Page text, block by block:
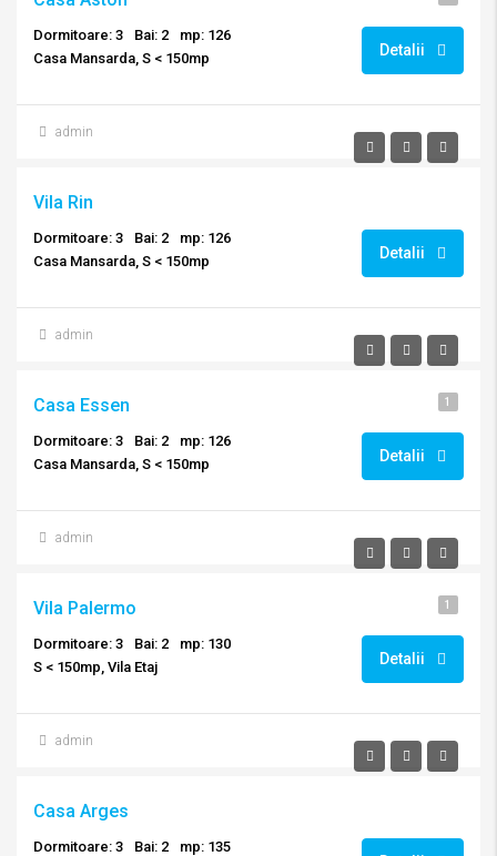
Dormitoare: 3 Bai: 2
mp: 126
Casa Mansarda, S < 150mp
Detalii
admin
Vila Rin
Dormitoare: 3 Bai: 2
mp: 126
Casa Mansarda, S < 150mp
Detalii
admin
1
Casa Essen
Dormitoare: 3 Bai: 2
mp: 126
Casa Mansarda, S < 150mp
Detalii
admin
1
Vila Palermo
Dormitoare: 3 Bai: 2
mp: 130
S < 150mp, Vila Etaj
Detalii
admin
Casa Arges
Dormitoare: 3 Bai: 2
mp: 135